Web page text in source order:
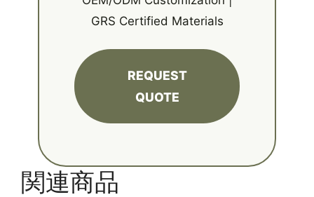
GRS Certified Materials
REQUEST
QUOTE
関連商品